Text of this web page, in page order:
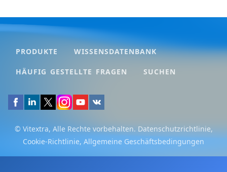
PRODUKTE WISSENSDATENBANK
HÄUFIG GESTELLTE FRAGEN SUCHEN
© Vitextra, Alle Rechte vorbehalten. Datenschutzrichtlinie,
Cookie-Richtlinie, Allgemeine Geschäftsbedingungen